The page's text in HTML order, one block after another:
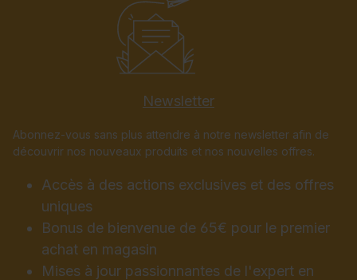
Newsletter
Abonnez-vous sans plus attendre à notre newsletter afin de
découvrir nos nouveaux produits et nos nouvelles offres.
Accès à des actions exclusives et des offres
uniques
Bonus de bienvenue de 65€ pour le premier
achat en magasin
Mises à jour passionnantes de l'expert en